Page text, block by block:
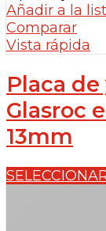
Añadir a la
Comparar
Vista rápida
Placa
Glasroc
13mm